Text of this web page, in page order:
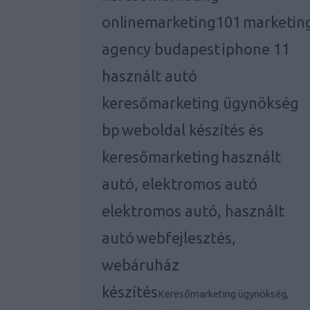
onlinemarketing101
agency budapestiphone 11
használt autó
keresőmarketing ügynökség
bp weboldal készítés és
keresőmarketing használt
autó, elektromos autó
elektromos autó, használt
autó webfejlesztés,
webáruház
készítésKeresőmarketing ügynökség,